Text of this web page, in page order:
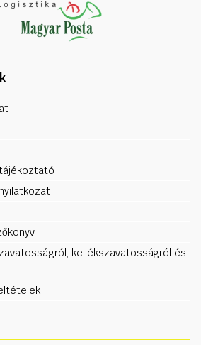
kellékszavatosságról és